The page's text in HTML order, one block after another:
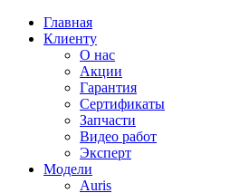
Главная
Клиенту
О нас
Акции
Гарантия
Сертификаты
Запчасти
Видео работ
Эксперт
Модели
Auris